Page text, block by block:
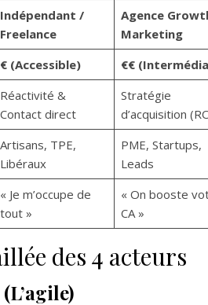
Indépendant /
Freelance
Agence
Marketing
€ (Accessible) €€
Réactivité &
Contact direct
Stratégie
d’acquisition
Artisans, TPE,
Libéraux
PME, Startups,
Leads
« Je m’occupe de
tout »
« On booste
CA »
des 4 acteurs